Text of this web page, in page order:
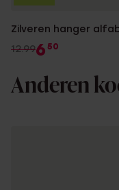
Zilveren hanger
12.996 50
Anderen